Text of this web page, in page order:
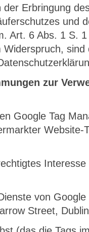
Erbringung
und
Art. 6 Abs. 1 S.
zur
Google Tag
Website-
von
Street,